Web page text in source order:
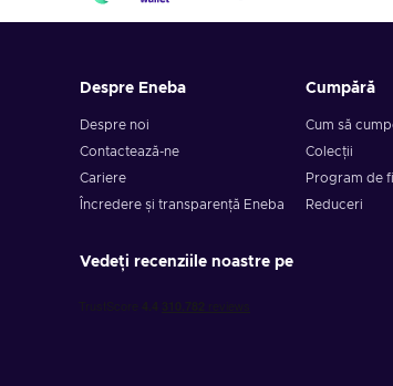
Despre Eneba
Despre noi
Contactează-ne
Cariere
Încredere și transparență Eneba
Cumpără
Cum să
Colecții
Program de
Reduceri
Vedeți recenziile noastre pe